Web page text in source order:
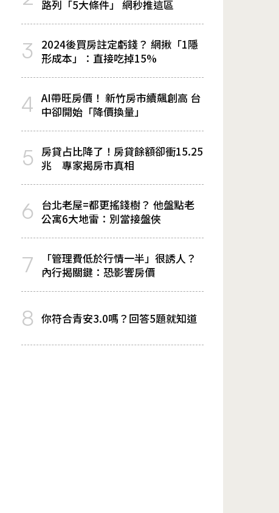
路列「5大條件」 網秒推這區
3
2024後買房註定虧錢？ 網揪「1隱
形成本」：直接吃掉15%
4 AI帶旺房價！ 新竹房市續飆創高 台
中卻開始「降價換量」
5 房貸占比降了！房貸餘額卻衝15.25
兆 專家揭房市真相
6
台北老屋=都更搖錢樹？ 他盤點老
公寓6大地雷：別當接盤俠
7
「管理費低於行情一半」很誘人？
內行揭關鍵：恐影響房價
8 你符合青安3.0嗎？回答5題就知道